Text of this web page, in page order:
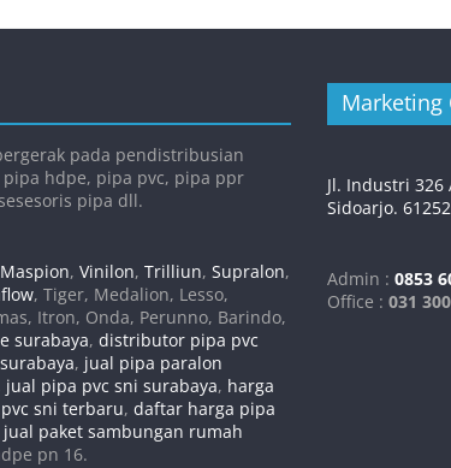
bergerak pada pendistribusian
hdpe, pipa pvc, pipa ppr
pipa dll.
Maspion, Vinilon, Trilliun, Supralon,
, Tiger, Medalion, Lesso,
Itron, Onda, Perunno, Barindo,
surabaya, distributor pipa pvc
, jual pipa paralon
jual pipa pvc sni surabaya, harga
sni terbaru, daftar harga pipa
jual paket sambungan rumah
pn 16.
Marketing
Jl. Industri 326
Sidoarjo. 61252
Admin : 0853
Office : 031